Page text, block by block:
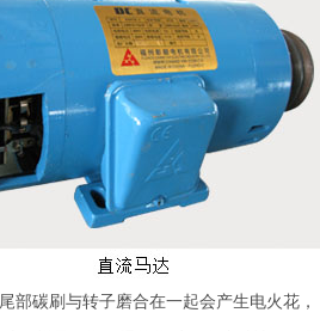
部碳刷与转子磨合在一起会产生电火花，